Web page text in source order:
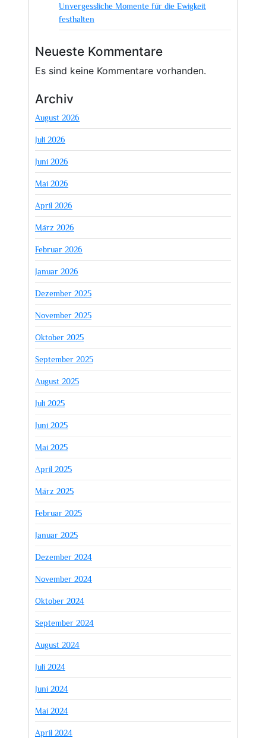
Unvergessliche Momente für die Ewigkeit
festhalten
Neueste Kommentare
Es sind keine Kommentare vorhanden.
Archiv
August 2026
Juli 2026
Juni 2026
Mai 2026
April 2026
März 2026
Februar 2026
Januar 2026
Dezember 2025
November 2025
Oktober 2025
September 2025
August 2025
Juli 2025
Juni 2025
Mai 2025
April 2025
März 2025
Februar 2025
Januar 2025
Dezember 2024
November 2024
Oktober 2024
September 2024
August 2024
Juli 2024
Juni 2024
Mai 2024
April 2024